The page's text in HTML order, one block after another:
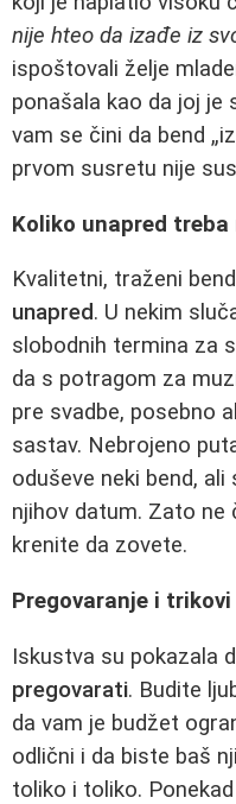
nije hteo da izađe iz
ispoštovali želje
ponašala kao da joj je
vam se čini da bend
prvom susretu nije
Koliko unapred
Kvalitetni, traženi
unapred. U nekim
slobodnih termina za
da s potragom za
pre svadbe, posebno
sastav. Nebrojeno
oduševe neki bend,
njihov datum. Zato ne
krenite da zovete.
Pregovaranje i
Iskustva su pokazala
pregovarati. Budite
da vam je budžet
odlični i da biste baš
toliko i toliko.